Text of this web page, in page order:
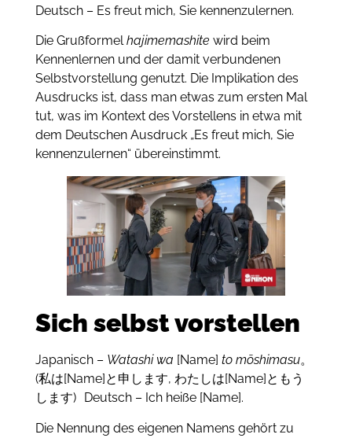
Deutsch – Es freut mich, Sie kennenzulernen.
Die Grußformelhajimemashite wird beim
Kennenlernen und der damit verbundenen
Selbstvorstellung genutzt. Die Implikation des
Ausdrucks ist, dass man etwas zum ersten Mal
tut, was im Kontext des Vorstellens in etwa mit
dem Deutschen Ausdruck „Es freut mich, Sie
kennenzulernen“ übereinstimmt.
Sich selbst vorstellen
Japanisch – Watashi wa [Name] to mōshimasu。
(私は[Name]と申します, わたしは[Name]ともう
します) Deutsch – Ich heiße [Name].
Die Nennung des eigenen Namens gehört zu